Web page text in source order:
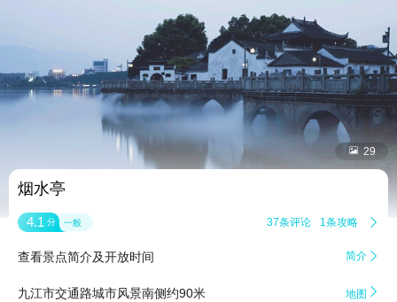
 29
烟水亭
4.1 分 一般 37条评论 1条攻略 
查看景点简介及开放时间 简介 
九江市交通路城市风景南侧约90米 地图 